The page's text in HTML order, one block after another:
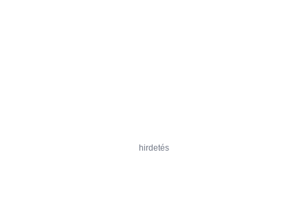
hirdetés